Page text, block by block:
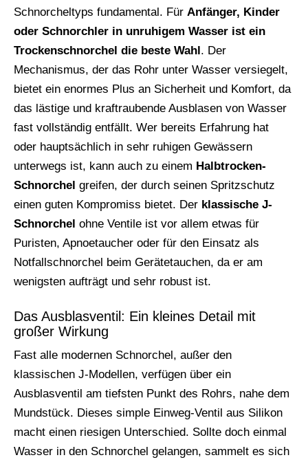
Schnorcheltyps fundamental. Für Anfänger, Kinder
oder Schnorchler in unruhigem Wasser ist ein
Trockenschnorchel die beste Wahl. Der
Mechanismus, der das Rohr unter Wasser versiegelt,
bietet ein enormes Plus an Sicherheit und Komfort, da
das lästige und kraftraubende Ausblasen von Wasser
fast vollständig entfällt. Wer bereits Erfahrung hat
oder hauptsächlich in sehr ruhigen Gewässern
unterwegs ist, kann auch zu einem Halbtrocken-
Schnorchel greifen, der durch seinen Spritzschutz
einen guten Kompromiss bietet. Der klassische J-
Schnorchel ohne Ventile ist vor allem etwas für
Puristen, Apnoetaucher oder für den Einsatz als
Notfallschnorchel beim Gerätetauchen, da er am
wenigsten aufträgt und sehr robust ist.
Das Ausblasventil: Ein kleines Detail mit
großer Wirkung
Fast alle modernen Schnorchel, außer den
klassischen J-Modellen, verfügen über ein
Ausblasventil am tiefsten Punkt des Rohrs, nahe dem
Mundstück. Dieses simple Einweg-Ventil aus Silikon
macht einen riesigen Unterschied. Sollte doch einmal
Wasser in den Schnorchel gelangen, sammelt es sich